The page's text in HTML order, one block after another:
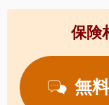
保険
無